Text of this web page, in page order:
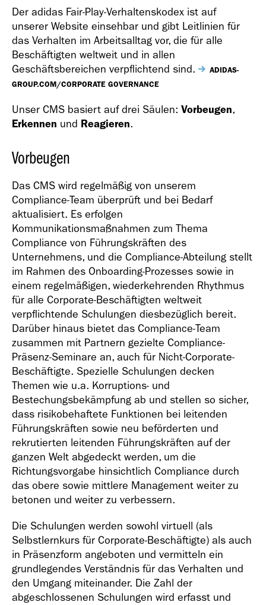
Der adidas Fair-Play-Verhaltenskodex ist auf
unserer Website einsehbar und gibt Leitlinien für
das Verhalten im Arbeitsalltag vor, die für alle
Beschäftigten weltweit und in allen
Geschäftsbereichen verpflichtend sind.
ADIDAS-
GROUP.COM/CORPORATE GOVERNANCE
Unser CMS basiert auf drei Säulen: Vorbeugen,
Erkennen und Reagieren.
Vorbeugen
Das CMS wird regelmäßig von unserem
Compliance-Team überprüft und bei Bedarf
aktualisiert. Es erfolgen
Kommunikationsmaßnahmen zum Thema
Compliance von Führungskräften des
Unternehmens, und die Compliance-Abteilung stellt
im Rahmen des Onboarding-Prozesses sowie in
einem regelmäßigen, wiederkehrenden Rhythmus
für alle Corporate-Beschäftigten weltweit
verpflichtende Schulungen diesbezüglich bereit.
Darüber hinaus bietet das Compliance-Team
zusammen mit Partnern gezielte Compliance-
Präsenz-Seminare an, auch für Nicht-Corporate-
Beschäftigte. Spezielle Schulungen decken
Themen wie u.a. Korruptions- und
Bestechungsbekämpfung ab und stellen so sicher,
dass risikobehaftete Funktionen bei leitenden
Führungskräften sowie neu beförderten und
rekrutierten leitenden Führungskräften auf der
ganzen Welt abgedeckt werden, um die
Richtungsvorgabe hinsichtlich Compliance durch
das obere sowie mittlere Management weiter zu
betonen und weiter zu verbessern.
Die Schulungen werden sowohl virtuell (als
Selbstlernkurs für Corporate-Beschäftigte) als auch
in Präsenzform angeboten und vermitteln ein
grundlegendes Verständnis für das Verhalten und
den Umgang miteinander. Die Zahl der
abgeschlossenen Schulungen wird erfasst und